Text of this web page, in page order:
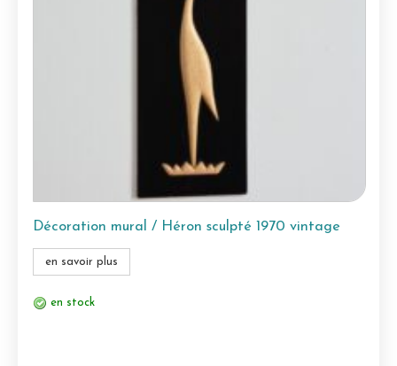
Décoration mural / Héron sculpté 1970 vintage
en savoir plus
en stock